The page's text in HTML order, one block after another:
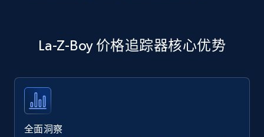
La-Z-Boy 价格追踪器核心优势
全面洞察